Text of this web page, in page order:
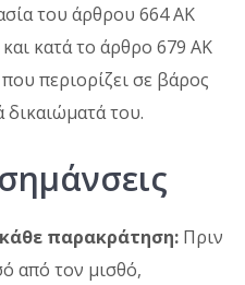
του άρθρου 664 ΑΚ
και κατά το άρθρο 679 ΑΚ
περιορίζει σε βάρος
δικαιώματά του.
παρακράτηση: Πριν
από τον μισθό,